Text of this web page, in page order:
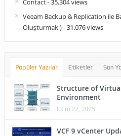
Contact- 35.304 views
Veeam Backup & Replication ile
Oluşturmak )- 31.076 views
Popüler Yazılar Etiketler Son
Structure of
Environment
Ekim 27, 2025
VCF 9 vCenter